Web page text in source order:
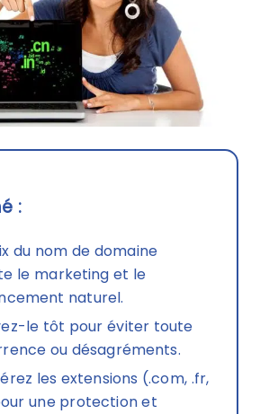
:
du nom de domaine
le marketing et le
naturel.
le tôt pour éviter toute
ou désagréments.
les extensions (.com, .fr,
une protection et